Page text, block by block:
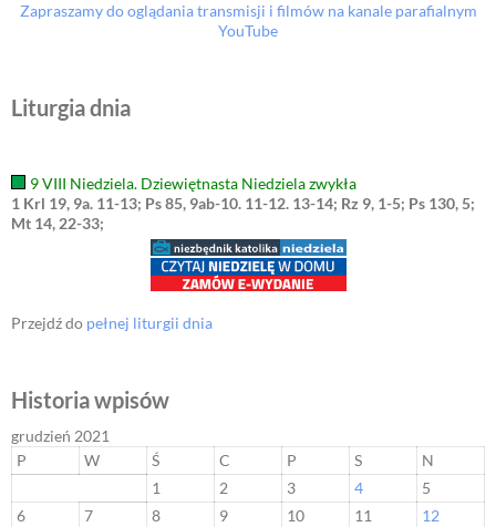
Zapraszamy do oglądania transmisji i filmów na kanale parafialnym
YouTube
Liturgia dnia
9 VIII Niedziela. Dziewiętnasta Niedziela zwykła
1 Krl 19, 9a. 11-13; Ps 85, 9ab-10. 11-12. 13-14; Rz 9, 1-5; Ps 130, 5;
Mt 14, 22-33;
Przejdź do pełnej liturgii dnia
Historia wpisów
grudzień 2021
P
W Ś C P S
N
1
2 3 4
5
6
7 8 9 10 11
12